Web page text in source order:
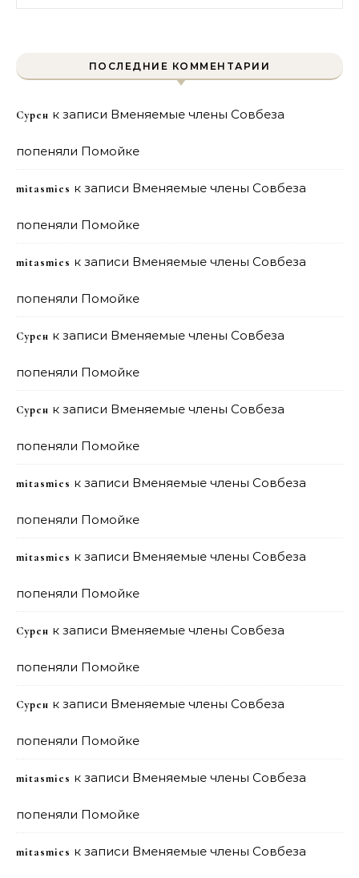
ПОСЛЕДНИЕ КОММЕНТАРИИ
Сурен к записи Вменяемые члены Совбеза
попеняли Помойке
mitasmies к записи Вменяемые члены Совбеза
попеняли Помойке
mitasmies к записи Вменяемые члены Совбеза
попеняли Помойке
Сурен к записи Вменяемые члены Совбеза
попеняли Помойке
Сурен к записи Вменяемые члены Совбеза
попеняли Помойке
mitasmies к записи Вменяемые члены Совбеза
попеняли Помойке
mitasmies к записи Вменяемые члены Совбеза
попеняли Помойке
Сурен к записи Вменяемые члены Совбеза
попеняли Помойке
Сурен к записи Вменяемые члены Совбеза
попеняли Помойке
mitasmies к записи Вменяемые члены Совбеза
попеняли Помойке
mitasmies к записи Вменяемые члены Совбеза